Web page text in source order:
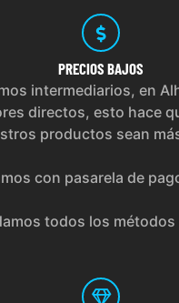
PRECIOS BAJOS
intermediarios, en
directos, esto hace
productos sean
con pasarela de
todos los métodos